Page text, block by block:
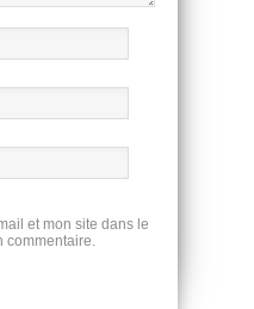
et mon site dans le
commentaire.